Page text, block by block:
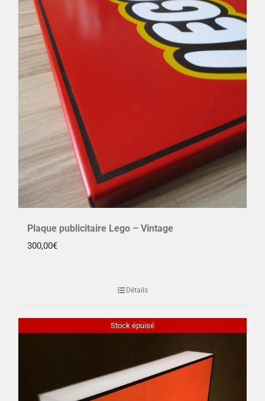
Plaque publicitaire Lego – Vintage
300,00€
Détails
Stock épuisé